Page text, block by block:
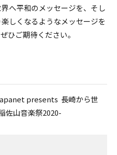
へ平和のメッセージを、そし
しくなるようなメッセージを
ひご期待ください。
presents 長崎から世
佐山音楽祭2020-